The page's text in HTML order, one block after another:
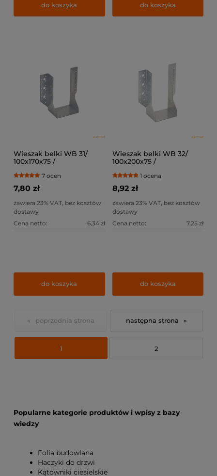
do koszyka do koszyka
Wieszak belki WB 31/
100x170x75 /
7 ocen
7,80 zł
zawiera 23% VAT, bez kosztów
dostawy
Cena netto:
6,34 zł
do koszyka
Wieszak belki WB 32/
100x200x75 /
1 ocena
8,92 zł
zawiera 23% VAT, bez kosztów
dostawy
Cena netto:
7,25 zł
do koszyka
«
1 2
»
Popularne kategorie produktów i wpisy z bazy
wiedzy
Folia budowlana
Haczyki do drzwi
Kątowniki ciesielskie